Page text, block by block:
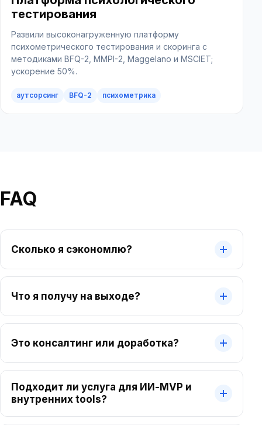
HRTech обратная связь enterprise
тестирования
Развили высоконагруженную платформу
психометрического тестирования и скоринга с
методиками BFQ-2, MMPI-2, Maggelano и MSCIET;
ускорение 50%.
аутсорсинг BFQ-2 психометрика
личный кабинет страхование enterprise
HR-портал финтех employee experience
FAQ
Сколько я сэкономлю?
Что я получу на выходе?
Это консалтинг или доработка?
Подходит ли услуга для ИИ-MVP и
внутренних tools?